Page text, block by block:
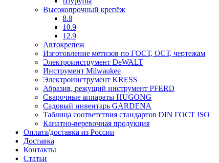
Высокопрочный крепёж
8.8
10.9
12.9
Автокрепеж
Изготовление метизов по ГОСТ, ОСТ, чертежам
Электроинструмент DeWALT
Инструмент Milwaukee
Электроинструмент KRESS
Абразив, режущий инструмент PFERD
Сварочные аппараты HUGONG
Садовый инвентарь GARDENA
Таблица соответствия стандартов DIN ГОСТ ISO
Канатно-веревочная продукция
Оплата/доставка из России
Доставка
Контакты
Статьи